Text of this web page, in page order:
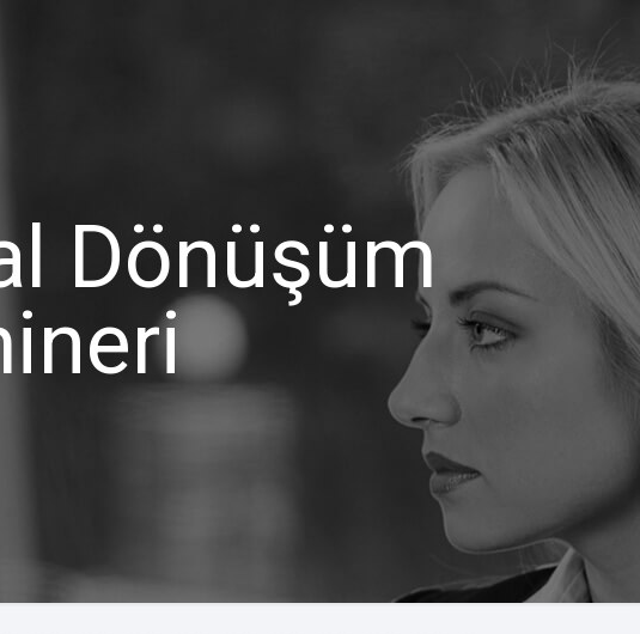
Dönüşüm